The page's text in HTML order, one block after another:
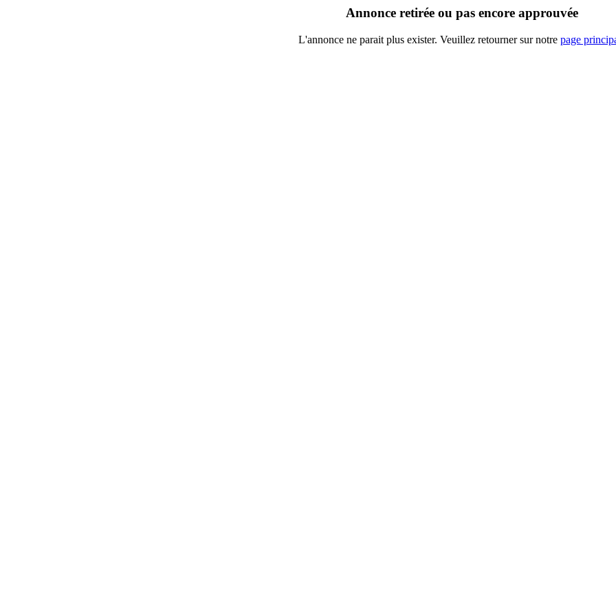
Annonce retirée ou pas encore approuvée
L'annonce ne parait plus exister. Veuillez retourner sur notre page